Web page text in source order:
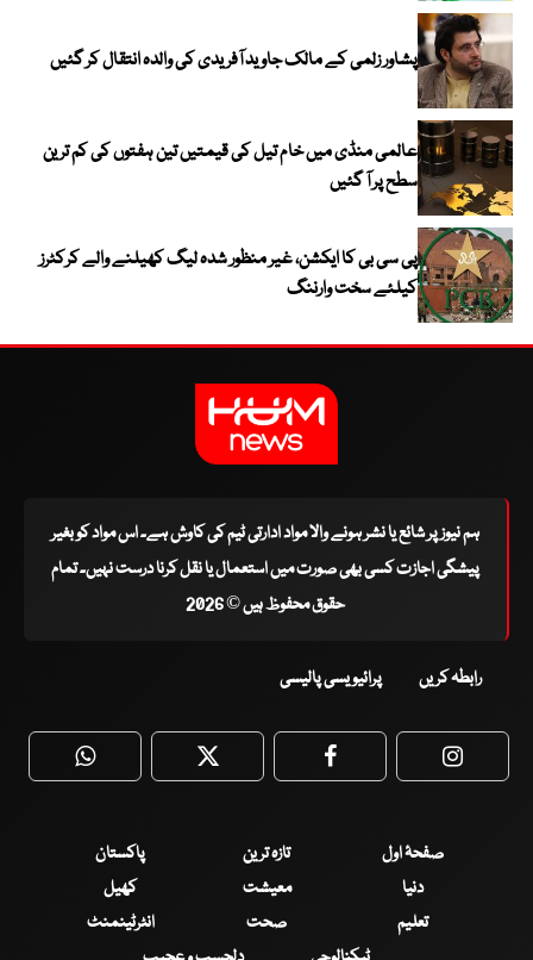
پشاور زلمی کے مالک جاوید آفریدی کی والدہ انتقال کر گئیں
عالمی منڈی میں خام تیل کی قیمتیں تین ہفتوں کی کم ترین
سطح پر آ گئیں
پی سی بی کا ایکشن، غیر منظور شدہ لیگ کھیلنے والے کرکٹرز
کیلئے سخت وارننگ
ہم نیوز پر شائع یا نشر ہونے والا مواد ادارتی ٹیم کی کاوش ہے۔ اس مواد کو بغیر
پیشگی اجازت کسی بھی صورت میں استعمال یا نقل کرنا درست نہیں۔ تمام
حقوق محفوظ ہیں © 2026
رابطہ کریں پرائیویسی پالیسی
WhatsApp Twitter Facebook
صفحۂ اول تازہ ترین
پاکستان
دنیا
معیشت
کھیل
تعلیم
صحت
انٹرٹینمنٹ